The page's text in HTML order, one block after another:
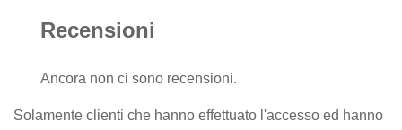
Recensioni
Ancora non ci sono recensioni.
Solamente clienti che hanno effettuato l'accesso ed hanno